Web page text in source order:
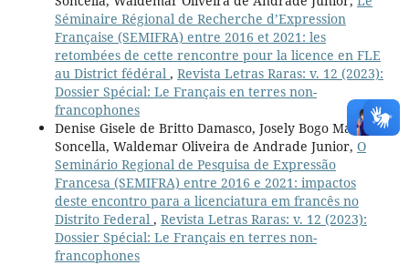
Séminaire Régional de Recherche d’Expression
Française (SEMIFRA) entre 2016 et 2021: les
retombées de cette rencontre pour la licence en FLE
au District fédéral , Revista Letras Raras: v. 12 (2023):
Dossier Spécial: Le Français en terres non-
francophones
Denise Gisele de Britto Damasco, Josely Bogo Machado
Soncella, Waldemar Oliveira de Andrade Junior, O
Seminário Regional de Pesquisa de Expressão
Francesa (SEMIFRA) entre 2016 e 2021: impactos
deste encontro para a licenciatura em francês no
Distrito Federal , Revista Letras Raras: v. 12 (2023):
Dossier Spécial: Le Français en terres non-
francophones